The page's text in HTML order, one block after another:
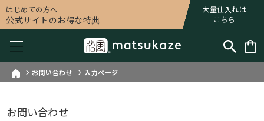
はじめての方へ
公式サイトのお得な特典
大量仕入れは
こちら
お問い合わせ 入力ページ
お問い合わせ